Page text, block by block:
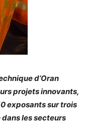
d’Oran
projets innovants,
exposants sur trois
les secteurs